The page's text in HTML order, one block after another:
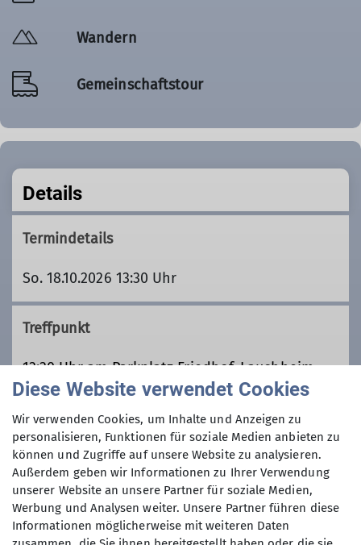
Wandern
Gemeinschaftstour
Details
Termindetails
So. 18.10.2026 13:30 Uhr
Treffpunkt
13:30 Uhr am Parkplatz Friedhof, Lauchheim
Anreisehinweis
Bitte Fahrgemeinschaften bilden
Diese Website verwendet Cookies
Wir verwenden Cookies, um Inhalte und Anzeigen zu
personalisieren, Funktionen für soziale Medien anbieten zu
können und Zugriffe auf unsere Website zu analysieren.
Außerdem geben wir Informationen zu Ihrer Verwendung
unserer Website an unsere Partner für soziale Medien,
Werbung und Analysen weiter. Unsere Partner führen diese
Informationen möglicherweise mit weiteren Daten